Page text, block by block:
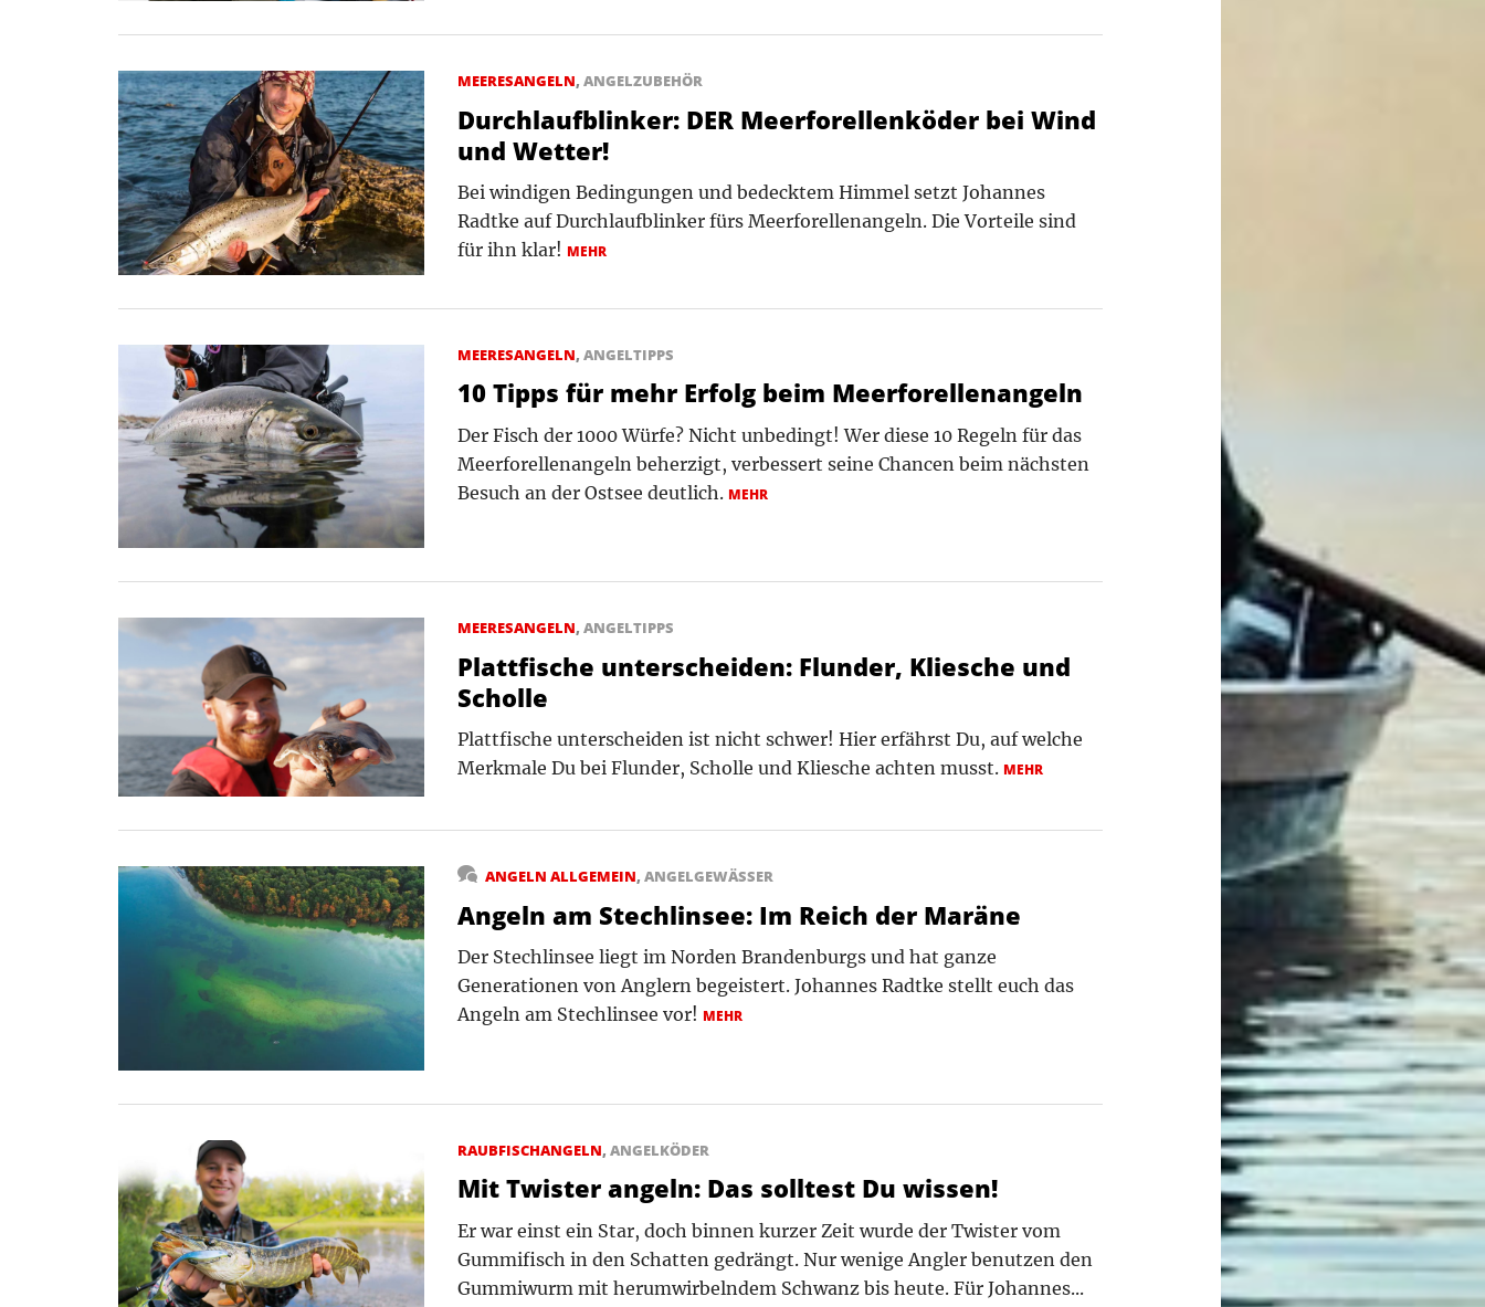
MEERESANGELN,ANGELZUBEHÖR
Durchlaufblinker: DER Meerforellenköder bei Wind
und Wetter!
Bei windigen Bedingungen und bedecktem Himmel setzt Johannes
Radtke auf Durchlaufblinker fürs Meerforellenangeln. Die Vorteile sind
für ihn klar! MEHR
MEERESANGELN,ANGELTIPPS
10 Tipps für mehr Erfolg beim Meerforellenangeln
Der Fisch der 1000 Würfe? Nicht unbedingt! Wer diese 10 Regeln für das
Meerforellenangeln beherzigt, verbessert seine Chancen beim nächsten
Besuch an der Ostsee deutlich. MEHR
MEERESANGELN,ANGELTIPPS
Plattfische unterscheiden: Flunder, Kliesche und
Scholle
Plattfische unterscheiden ist nicht schwer! Hier erfährst Du, auf welche
Merkmale Du bei Flunder, Scholle und Kliesche achten musst. MEHR
ANGELN ALLGEMEIN,ANGELGEWÄSSER
Angeln am Stechlinsee: Im Reich der Maräne
Der Stechlinsee liegt im Norden Brandenburgs und hat ganze
Generationen von Anglern begeistert. Johannes Radtke stellt euch das
Angeln am Stechlinsee vor! MEHR
RAUBFISCHANGELN,ANGELKÖDER
Mit Twister angeln: Das solltest Du wissen!
Er war einst ein Star, doch binnen kurzer Zeit wurde der Twister vom
Gummifisch in den Schatten gedrängt. Nur wenige Angler benutzen den
Gummiwurm mit herumwirbelndem Schwanz bis heute. Für Johannes...